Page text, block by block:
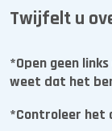
Twijfelt u
*Open geen
weet dat het
*Controleer het